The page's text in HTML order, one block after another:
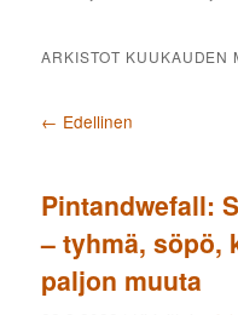
ARKISTOT KUUKAUDEN
Artikkelien selaus
← Edellinen
Pintandwefall:
– tyhmä, söpö,
paljon muuta